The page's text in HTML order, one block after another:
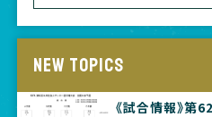
NEW TOPICS
《試合情報》第